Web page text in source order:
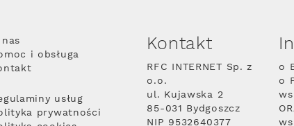
i obsługa
usług
prywatności
Kontakt
RFC INTERNET Sp. z
o.o.
ul. Kujawska 2
85-031 Bydgoszcz
NIP 9532640377
o
o